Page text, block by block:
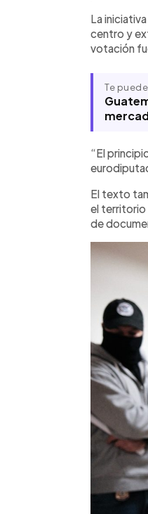
La
centro y
votación
Te
“El
El texto
el territorio
de